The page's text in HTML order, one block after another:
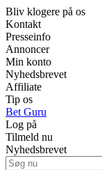
Bliv klogere på os
Kontakt
Presseinfo
Annoncer
Min konto
Nyhedsbrevet
Affiliate
Tip os
Bet Guru
Log på
Tilmeld nu
Nyhedsbrevet